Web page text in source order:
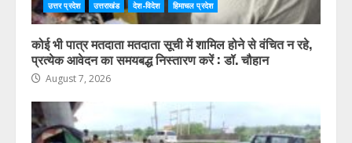
उत्तर प्रदेश उत्तराखंड देश-विदेश हिमाचल प्रदेश
कोई भी पात्र मतदाता मतदाता सूची में शामिल होने से वंचित न रहे,
प्रत्येक आवेदन का समयबद्ध निस्तारण करें : डॉ. चौहान
August 7, 2026